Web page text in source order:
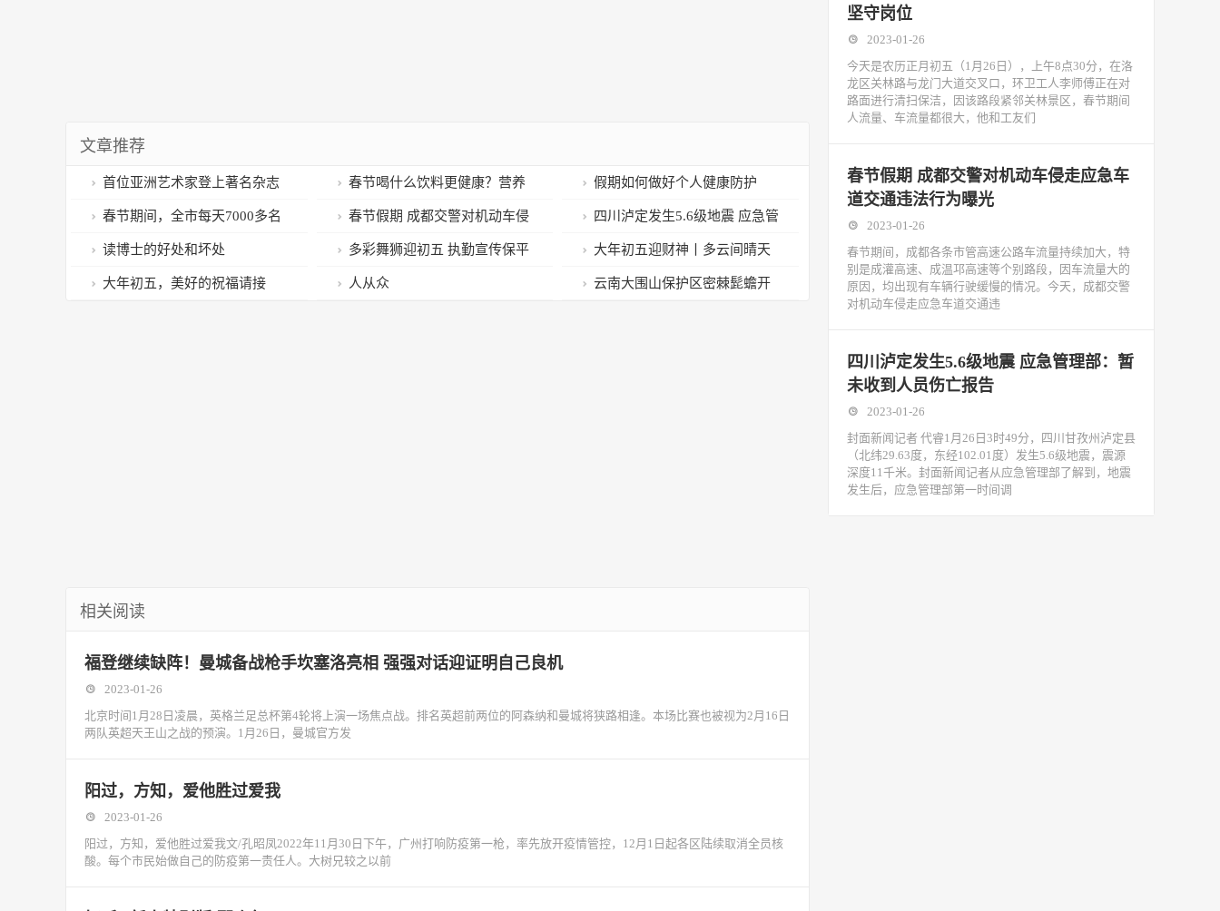
文章推荐
首位亚洲艺术家登上著名杂志
《看得更远》 黄建南膺封面人物
春节喝什么饮料更健康？营养
专家这样说
假期如何做好个人健康防护
春节期间，全市每天7000多名
环卫工人坚守岗位
春节假期 成都交警对机动车侵
走应急车道交通违法行为曝光
四川泸定发生5.6级地震 应急管
理部：暂未收到人员伤亡报告
读博士的好处和坏处 多彩舞狮迎初五 执勤宣传保平
安
大年初五迎财神丨多云间晴天
气为主
大年初五，美好的祝福请接 人从众 云南大围山保护区密棘髭蟾开
相关阅读
福登继续缺阵！曼城备战枪手坎塞洛亮相 强强对话迎证明自己良机
2023-01-26
北京时间1月28日凌晨，英格兰足总杯第4轮将上演一场焦点战。排名英超前两位的阿森纳和曼城将狭路相逢。本场比赛也被视为2月16日
两队英超天王山之战的预演。1月26日，曼城官方发
阳过，方知，爱他胜过爱我
2023-01-26
阳过，方知，爱他胜过爱我文/孔昭凤2022年11月30日下午，广州打响防疫第一枪，率先放开疫情管控，12月1日起各区陆续取消全员核
酸。每个市民始做自己的防疫第一责任人。大树兄较之以前
坚守岗位
2023-01-26
今天是农历正月初五（1月26日），上午8点30分，在洛
龙区关林路与龙门大道交叉口，环卫工人李师傅正在对
路面进行清扫保洁，因该路段紧邻关林景区，春节期间
人流量、车流量都很大，他和工友们
春节假期 成都交警对机动车侵走应急车
道交通违法行为曝光
2023-01-26
春节期间，成都各条市管高速公路车流量持续加大，特
别是成灌高速、成温邛高速等个别路段，因车流量大的
原因，均出现有车辆行驶缓慢的情况。今天，成都交警
对机动车侵走应急车道交通违
四川泸定发生5.6级地震 应急管理部：暂
未收到人员伤亡报告
2023-01-26
封面新闻记者 代睿1月26日3时49分，四川甘孜州泸定县
（北纬29.63度，东经102.01度）发生5.6级地震，震源
深度11千米。封面新闻记者从应急管理部了解到，地震
发生后，应急管理部第一时间调